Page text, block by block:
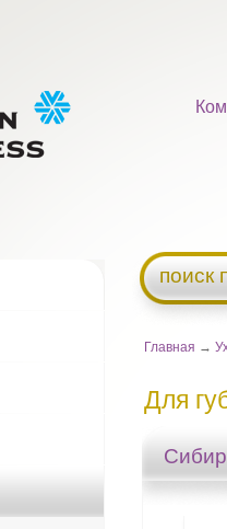
поиск
Главная →
Для